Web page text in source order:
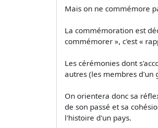
Mais on ne commémore
La commémoration est
commémorer », c'est «
Les cérémonies dont
autres (les membres d'un
On orientera donc sa
de son passé et sa
l'histoire d'un pays.